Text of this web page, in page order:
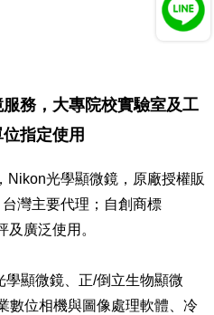
務，大專院校實驗室及工
指定使用
Nikon光學顯微鏡，原廠授權販
灣主要代理；自創商標
廣泛使用。
顯微鏡、正/倒立生物顯微
數位相機與圖像處理軟體、冷